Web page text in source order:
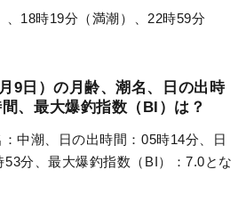
、18時19分（満潮）、22時59分
9日）の月齢、潮名、日の出時
、最大爆釣指数（BI）は？
中潮、日の出時間：05時14分、日
分、最大爆釣指数（BI）：7.0とな